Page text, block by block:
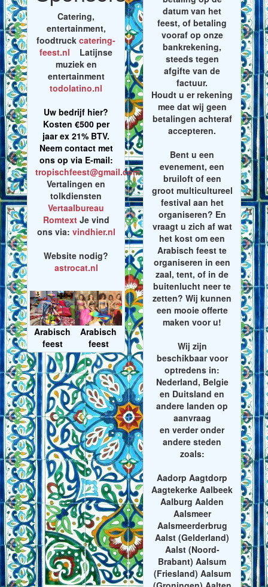
Catering,
entertainment,
foodtruck catering-
feest.nl Latijnse
muziek en
entertainment
todolatino.nl
Uw bedrijf hier?
Kosten €500 per
jaar ex 21% BTV.
Neem contact met
ons op via E-mail:
tropischfeest@gmail.com
Vertalingen en
tolkdiensten
Vertaalbureau
RomtextJe vind
ons via: vindhier.nl
Website nodig?
astrocat.nl
Arabisch
feest
Arabisch
feest
datum van het
feest, of betaling
vooraf op onze
bankrekening,
steeds tegen
afgifte van de
factuur.
Houdt u er rekening
mee dat wij geen
betalingen achteraf
accepteren.
Bent u een
evenement, een
bruiloft of een
groot multicultureel
festival aan het
organiseren? En
vraagt u zich af wat
het kost om een
Arabisch feest te
organiseren in een
zaal, tent, of in de
buitenlucht neer te
zetten? Wij kunnen
een mooie offerte
maken voor u!
Wij zijn
beschikbaar voor
optredens in:
Nederland, Belgie
en Duitsland en
andere landen op
aanvraag
en verder onder
andere steden
zoals:
Aadorp Aagtdorp
Aagtekerke Aalbeek
Aalburg Aalden
Aalsmeer
Aalsmeerderbrug
Aalst (Gelderland)
Aalst (Noord-
Brabant) Aalsum
(Friesland) Aalsum